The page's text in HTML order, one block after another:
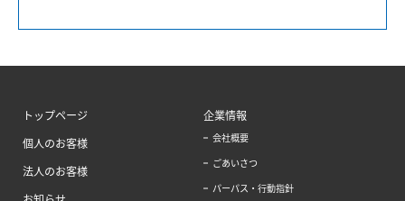
トップページ
個人のお客様
法人のお客様
企業情報
会社概要
ごあいさつ
パーパス・行動指針